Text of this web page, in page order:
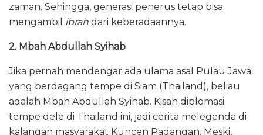
zaman. Sehingga, generasi penerus tetap bisa
mengambil ibrah dari keberadaannya.
2. Mbah Abdullah Syihab
Jika pernah mendengar ada ulama asal Pulau Jawa
yang berdagang tempe di Siam (Thailand), beliau
adalah Mbah Abdullah Syihab. Kisah diplomasi
tempe dele di Thailand ini, jadi cerita melegenda di
kalangan masyarakat Kuncen Padangan. Meski,